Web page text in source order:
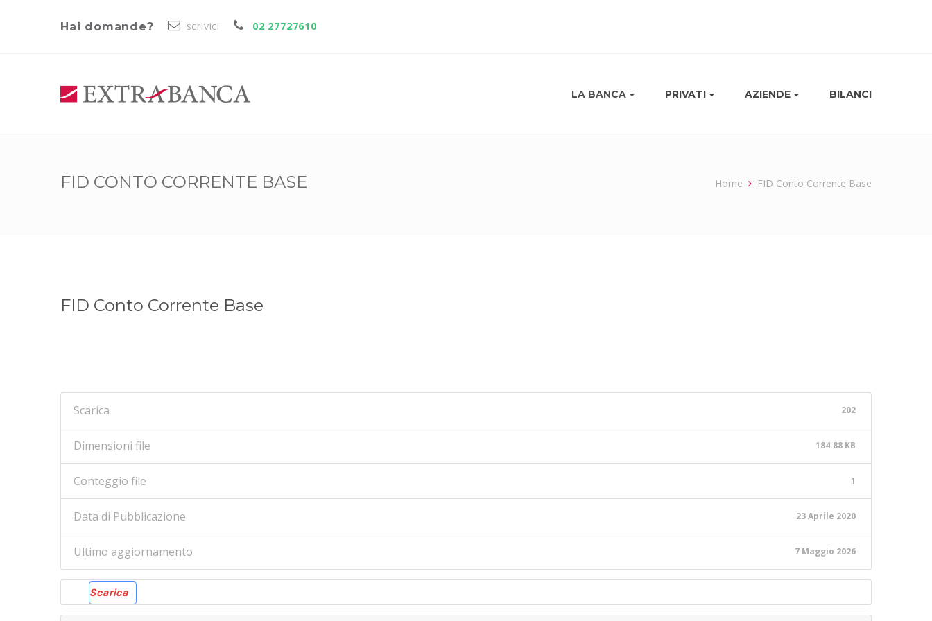
Hai domande? scrivici 02 27727610
LA BANCA PRIVATI AZIENDE BILANCI
FID CONTO CORRENTE BASE Home FID Conto Corrente Base
FID Conto Corrente Base
Scarica 202
Dimensioni file 184.88 KB
Conteggio file 1
Data di Pubblicazione 23 Aprile 2020
Ultimo aggiornamento 7 Maggio 2026
Scarica